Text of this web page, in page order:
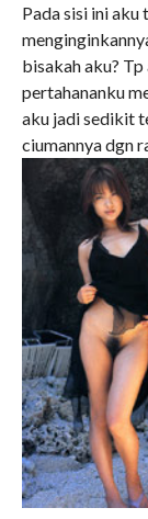
Pada sisi ini
bisakah aku?
pertahananku
aku jadi sedikit
ciumannya dgn